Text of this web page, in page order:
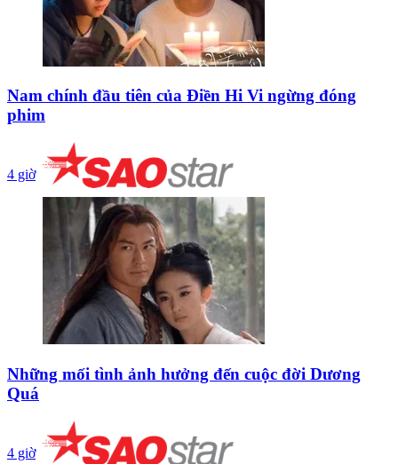
Nam chính đầu tiên của Điền Hi Vi ngừng đóng
phim
4 giờ
Những mối tình ảnh hưởng đến cuộc đời Dương
Quá
4 giờ